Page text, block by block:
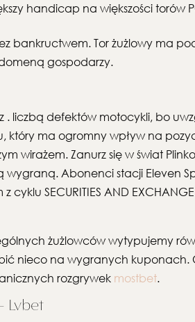
handicap na większości torów
bankructwem. Tor żużlowy ma
gospodarzy.
. liczbą defektów motocykli, bo
który ma ogromny wpływ na
wirażem. Zanurz się w świat
Abonenci stacji Eleven
cyklu SECURITIES AND
żużlowców wytypujemy
nieco na wygranych
rozgrywek mostbet.
Lvbet